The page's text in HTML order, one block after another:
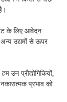
के लिए आवेदन
अन्य उद्यमों से ऊपर
उन प्रौद्योगिकियों,
प्रभाव को